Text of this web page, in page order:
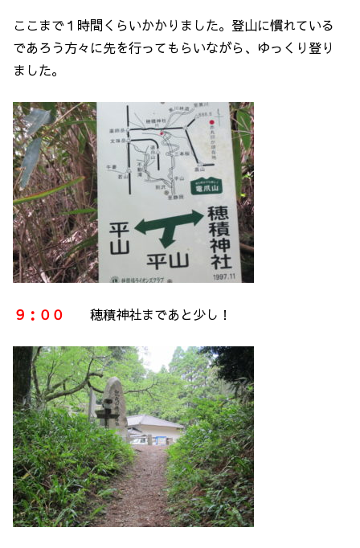
ここまで１時間くらいかかりました。登山に慣れている
であろう方々に先を行ってもらいながら、ゆっくり登り
ました。
９：００ 穂積神社まであと少し！